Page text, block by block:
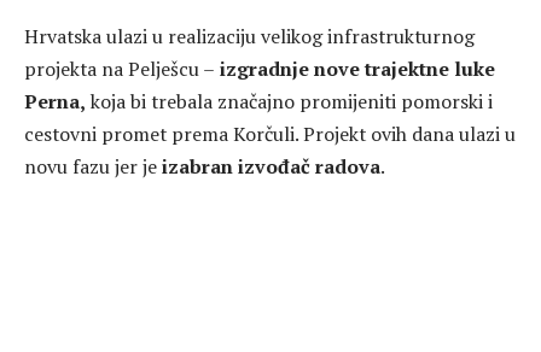
Hrvatska ulazi u realizaciju velikog infrastrukturnog
projekta na Pelješcu – izgradnje nove trajektne luke
Perna, koja bi trebala značajno promijeniti pomorski i
cestovni promet prema Korčuli. Projekt ovih dana ulazi u
novu fazu jer jeizabran izvođač radova.